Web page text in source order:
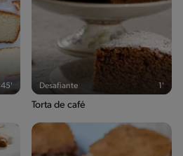
45' Desafiante 1'
Torta de café